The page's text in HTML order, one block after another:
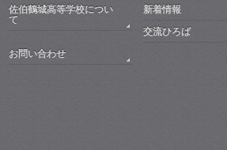
佐伯鶴城高等学校につい
て
新着情報
交流ひろば
お問い合わせ